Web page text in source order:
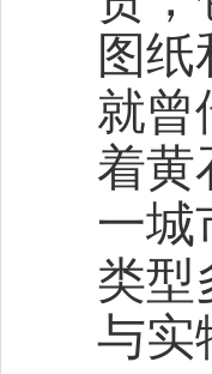
图
就曾
着黄
一城
类型
与实